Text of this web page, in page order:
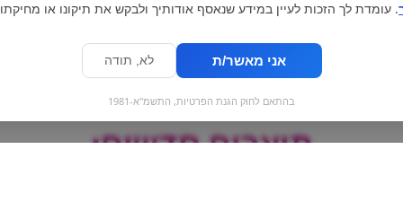
מוצרים חדשים:
. עומדת לך הזכות לעיין במידע שנאסף אודותיך ולבקש את תיקונו או
אני מאשר/ת לא, תודה
בהתאם לחוק הגנת הפרטיות, התשמ"א-1981